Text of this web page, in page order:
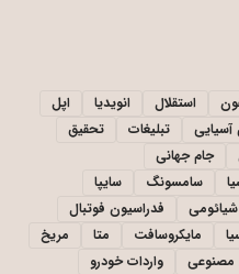
استقلال انویدیا
اپل
آسیایی تبلیغات
تحقیق
جام جهانی
سامسونگ
سایپا
شیائومی
فدراسیون فوتبال
مایکروسافت متا
مریخ
واردات خودرو